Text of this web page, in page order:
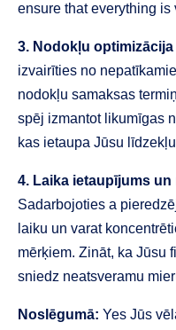
ensure that everything is
3. Nodokļu optimizācija
izvairīties no
nodokļu samaksas
spēj izmantot likumīgas
kas ietaupa Jūsu
4. Laika ietaupījums
Sadarbojoties a
laiku un varat
mērķiem. Zināt, ka Jūsu
sniedz neatsveramu
Noslēgumā: Yes Jūs